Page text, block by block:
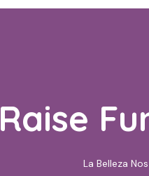
Raise
La Belleza